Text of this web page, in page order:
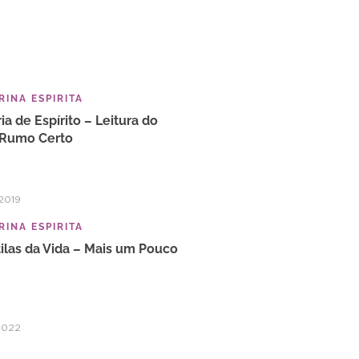
ESPIRITA
de Espírito – Leitura do
Certo
ESPIRITA
da Vida – Mais um Pouco